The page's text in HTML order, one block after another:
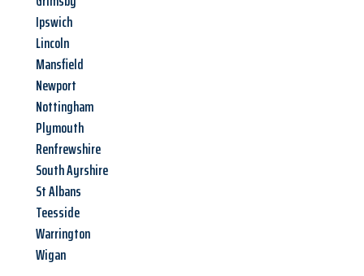
Ipswich
Lincoln
Mansfield
Newport
Nottingham
Plymouth
Renfrewshire
South Ayrshire
St Albans
Teesside
Warrington
Wigan